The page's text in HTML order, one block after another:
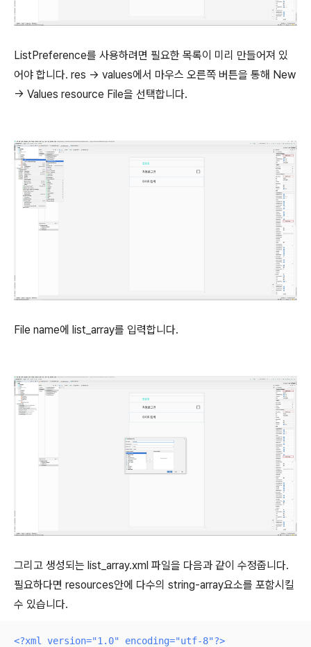
ListPreference를 사용하려면 필요한 목록이 미리 만들어져 있
어야 합니다. res -> values에서 마우스 오른쪽 버튼을 통해 New
-> Values resource File을 선택합니다.
File name에 list_array를 입력합니다.
그리고 생성되는 list_array.xml 파일을 다음과 같이 수정줍니다.
필요하다면 resources안에 다수의 string-array요소를 포함시킬
수 있습니다.
<?xml version="1.0" encoding="utf-8"?>